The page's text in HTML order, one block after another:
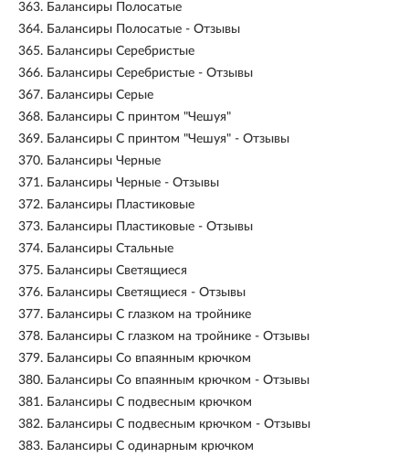
363. Балансиры Полосатые
364. Балансиры Полосатые - Отзывы
365. Балансиры Серебристые
366. Балансиры Серебристые - Отзывы
367. Балансиры Серые
368. Балансиры С принтом "Чешуя"
369. Балансиры С принтом "Чешуя" - Отзывы
370. Балансиры Черные
371. Балансиры Черные - Отзывы
372. Балансиры Пластиковые
373. Балансиры Пластиковые - Отзывы
374. Балансиры Стальные
375. Балансиры Светящиеся
376. Балансиры Светящиеся - Отзывы
377. Балансиры С глазком на тройнике
378. Балансиры С глазком на тройнике - Отзывы
379. Балансиры Со впаянным крючком
380. Балансиры Со впаянным крючком - Отзывы
381. Балансиры С подвесным крючком
382. Балансиры С подвесным крючком - Отзывы
383. Балансиры С одинарным крючком